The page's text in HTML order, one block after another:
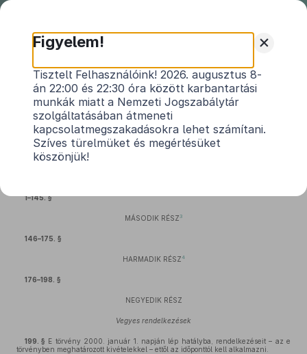
1999. évi XCIX. törvény
az adókra, járulékokra és egyéb költségvetési
befizetésekre vonatkozó egyes törvények
módosításáról
Hatályos: 2008. 01. 01. – 2012. 06. 26.
1–145. §
MÁSODIK RÉSZ 3
146–175. §
HARMADIK RÉSZ4
176–198. §
NEGYEDIK RÉSZ
Vegyes rendelkezések
199. § E törvény 2000. január 1. napján lép hatályba, rendelkezéseit – az e
törvényben meghatározott kivételekkel – ettől az időponttól kell alkalmazni.
+
Figyelem!
Tisztelt Felhasználóink! 2026. augusztus 8-
án 22:00 és 22:30 óra között karbantartási
munkák miatt a Nemzeti Jogszabálytár
szolgáltatásában átmeneti
kapcsolatmegszakadásokra lehet számítani.
Szíves türelmüket és megértésüket
köszönjük!